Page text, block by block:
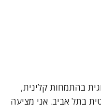
בהתמחות קלינית,
בתל אביב. אני מציעה